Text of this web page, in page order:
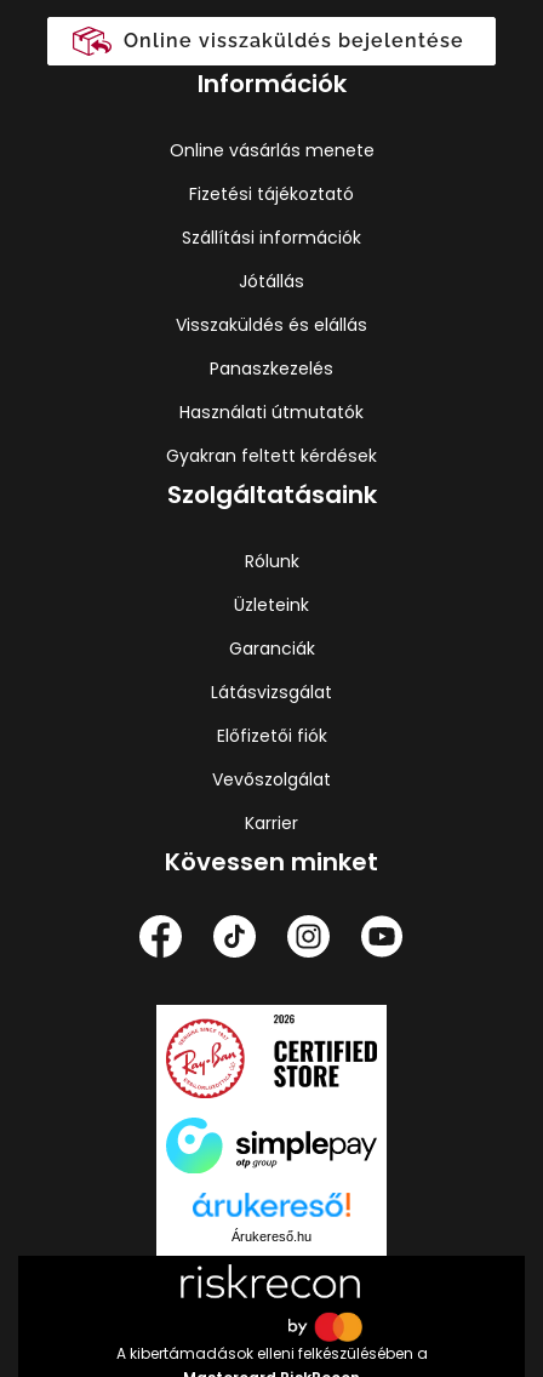
Online visszaküldés bejelentése
Információk
Online vásárlás menete
Fizetési tájékoztató
Szállítási információk
Jótállás
Visszaküldés és elállás
Panaszkezelés
Használati útmutatók
Gyakran feltett kérdések
Szolgáltatásaink
Rólunk
Üzleteink
Garanciák
Látásvizsgálat
Előfizetői fiók
Vevőszolgálat
Karrier
Kövessen minket
Árukereső.hu
A kibertámadások elleni felkészülésében a